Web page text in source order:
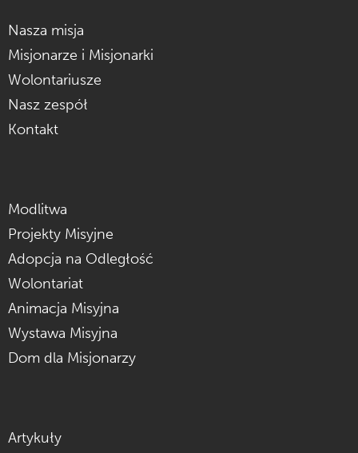
Nasza misja
Misjonarze i Misjonarki
Wolontariusze
Nasz zespół
Kontakt
Modlitwa
Projekty Misyjne
Adopcja na Odległość
Wolontariat
Animacja Misyjna
Wystawa Misyjna
Dom dla Misjonarzy
Artykuły